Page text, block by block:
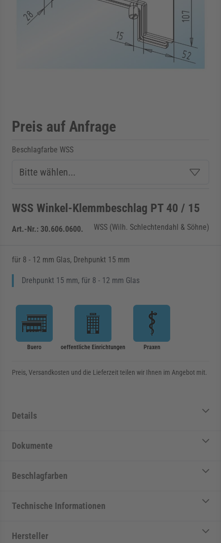
für Kategorie Zargen anzeigen
für Kategorie Aussenverglasung
Preis auf Anfrage
Beschlagfarbe WSS
WSS Winkel-Klemmbeschlag PT 40 / 15
Art.-Nr.: 30.606.0600. WSS (Wilh. Schlechtendahl & Söhne)
für 8 - 12 mm Glas, Drehpunkt 15 mm
Drehpunkt 15 mm, für 8 - 12 mm Glas
Buero oeffentliche Einrichtungen Praxen
Preis, Versandkosten und die Lieferzeit teilen wir Ihnen im Angebot mit.
Details
Dokumente
Beschlagfarben
Technische Informationen
Hersteller